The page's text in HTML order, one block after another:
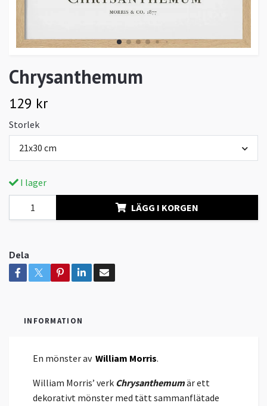
Chrysanthemum
129 kr
Storlek
21x30 cm
I lager
LÄGG I KORGEN
Dela
INFORMATION
En mönster av William Morris.
William Morris’ verk Chrysanthemumär ett
dekorativt mönster med tätt sammanflätade